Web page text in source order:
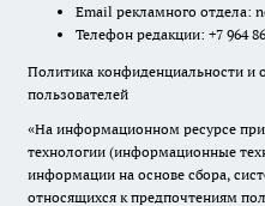
Email рекламного отдела:
Телефон редакции: +7 964
Политика конфиденциальности и
пользователей
«На информационном ресурсе
технологии (информационные
информации на основе сбора,
относящихся к предпочтениям